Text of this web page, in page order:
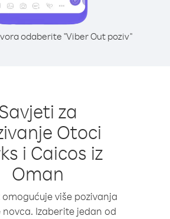
odaberite "Viber Out poziv"
za
Otoci
i Caicos iz
Oman
više pozivanja
novca. Izaberite jedan od